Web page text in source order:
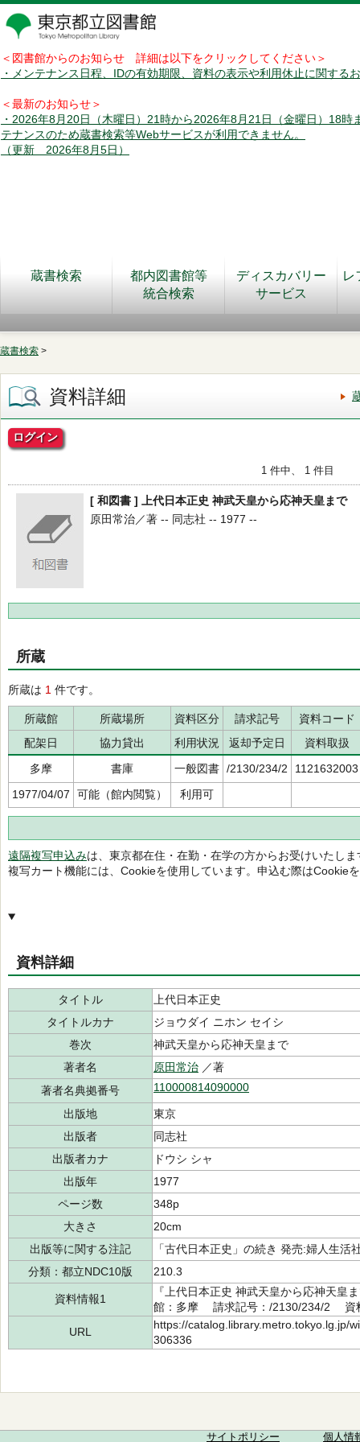
＜図書館からのお知らせ 詳細は以下をクリックしてください＞
・メンテナンス日程、IDの有効期限、資料の表示や利用休止に関する
＜最新のお知らせ＞
・2026年8月20日（木曜日）21時から2026年8月21日（金曜日）18時
テナンスのため蔵書検索等Webサービスが利用できません。
（更新 2026年8月5日）
蔵書検索
都内図書館等
統合検索
ディスカバリー
サービス
レ
蔵書検索 >
資料詳細
ログイン
1 件中、 1 件目
[ 和図書 ] 上代日本正史 神武天皇から応神天皇まで
原田常治／著 -- 同志社 -- 1977 --
所蔵
所蔵は 1 件です。
所蔵館 所蔵場所 資料区分 請求記号
資料コード
配架日
協力貸出 利用状況 返却予定日
資料取扱
多摩
書庫 一般図書 /2130/234/2
1121632003
1977/04/07
可能（館内閲覧） 利用可
遠隔複写申込みは、東京都在住・在勤・在学の方からお受けいたしま
複写カート機能には、Cookieを使用しています。申込む際はCookie
資料詳細
タイトル
上代日本正史
タイトルカナ
ジョウダイ ニホン セイシ
巻次
神武天皇から応神天皇まで
著者名
原田常治 ／著
著者名典拠番号
110000814090000
出版地
東京
出版者
同志社
出版者カナ
ドウシ シャ
出版年
1977
ページ数
348p
大きさ
20cm
出版等に関する注記
「古代日本正史」の続き 発売:婦人生活
分類：都立NDC10版
210.3
資料情報1
『上代日本正史 神武天皇から応神天
館：多摩 請求記号：/2130/234/2 資
URL
https://catalog.library.metro.tokyo.lg.jp/
306336
サイトポリシー 個人情